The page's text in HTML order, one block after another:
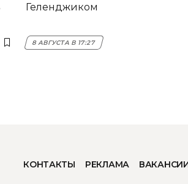
Геленджиком
8 АВГУСТА В 17:27
КОНТАКТЫ РЕКЛАМА